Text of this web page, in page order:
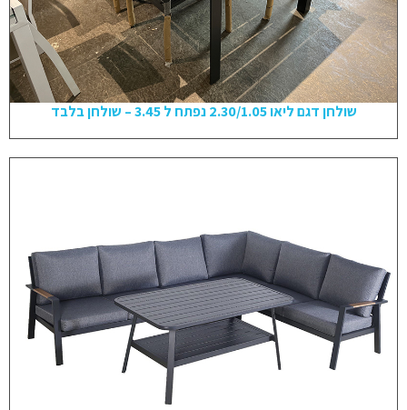
שולחן דגם ליאו 2.30/1.05 נפתח ל 3.45 – שולחן בלבד